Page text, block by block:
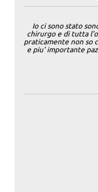
Io ci sono stato
chirurgo e di tutta
praticamente non so
e piu' importante